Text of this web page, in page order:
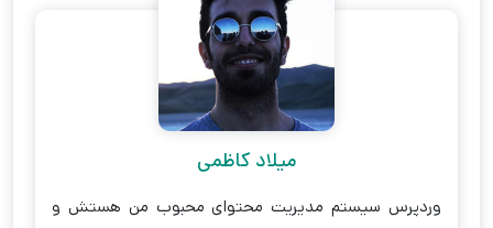
میلاد کاظمی
وردپرس سیستم مدیریت محتوای محبوب من هستش و